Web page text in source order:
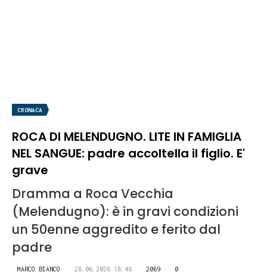
CRONACA
ROCA DI MELENDUGNO. LITE IN FAMIGLIA
NEL SANGUE: padre accoltella il figlio. E'
grave
Dramma a Roca Vecchia
(Melendugno): è in gravi condizioni
un 50enne aggredito e ferito dal
padre
MARCO BIANCO 28.06.2026 18:48 2069 0